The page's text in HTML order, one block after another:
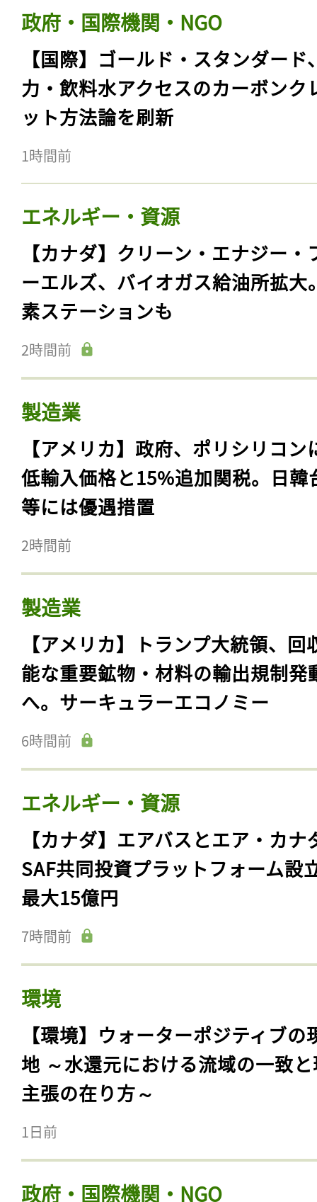
政府・国際機関・NGO
【国際】ゴールド・スタンダード
力・飲料水アクセスのカーボンク
ット方法論を刷新
1時間前
エネルギー・資源
【カナダ】クリーン・エナジー・
ーエルズ、バイオガス給油所拡大
素ステーションも
2時間前
製造業
【アメリカ】政府、ポリシリコン
低輸入価格と15%追加関税。日韓
等には優遇措置
2時間前
製造業
【アメリカ】トランプ大統領、回
能な重要鉱物・材料の輸出規制発
へ。サーキュラーエコノミー
6時間前
エネルギー・資源
【カナダ】エアバスとエア・カナ
SAF共同投資プラットフォーム設
最大15億円
7時間前
環境
【環境】ウォーターポジティブの
地 ～水還元における流域の一致
主張の在り方～
1日前
政府・国際機関・NGO